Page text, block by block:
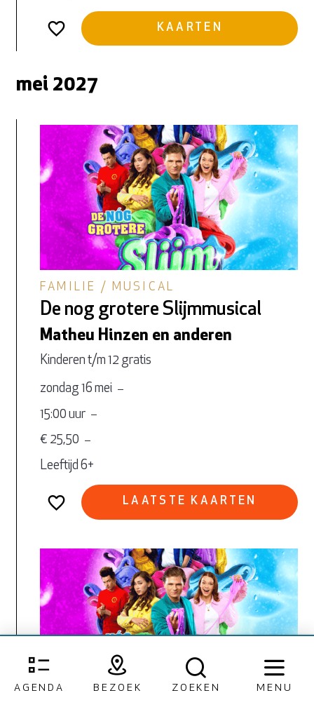
AGENDA BEZOEK ZOEKEN MENU
KAARTEN
mei 2027
FAMILIE / MUSICAL
De nog grotere Slijmmusical
Matheu Hinzen en anderen
Kinderen t/m 12 gratis
zondag 16 mei
15:00 uur
€ 25,50
Leeftijd 6+
LAATSTE KAARTEN